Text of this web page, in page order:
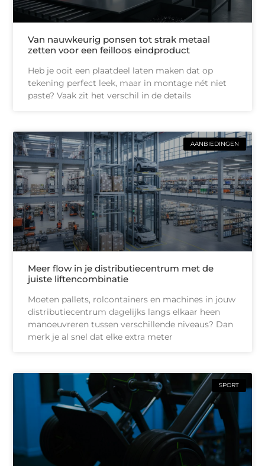
Van nauwkeurig ponsen tot strak metaal
zetten voor een feilloos eindproduct
Heb je ooit een plaatdeel laten maken dat op
tekening perfect leek, maar in montage nét niet
paste? Vaak zit het verschil in de details
AANBIEDINGEN
Meer flow in je distributiecentrum met de
juiste liftencombinatie
Moeten pallets, rolcontainers en machines in jouw
distributiecentrum dagelijks langs elkaar heen
manoeuvreren tussen verschillende niveaus? Dan
merk je al snel dat elke extra meter
SPORT